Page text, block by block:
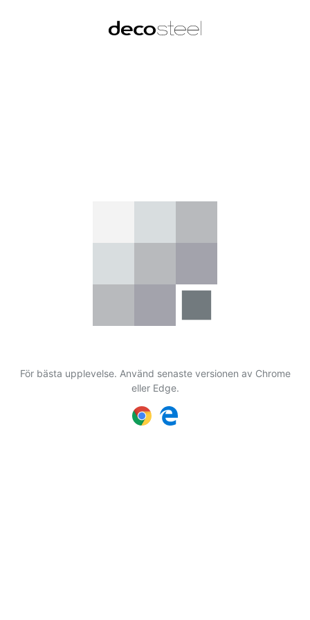
För bästa upplevelse. Använd senaste versionen av Chrome
eller Edge.